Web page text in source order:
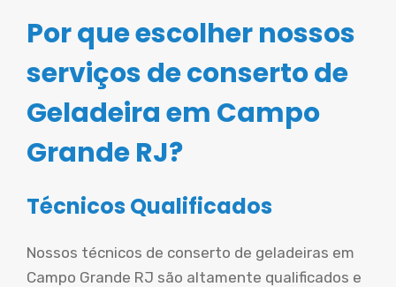
Por que escolher nossos
serviços de conserto de
Geladeira em Campo
Grande RJ?
Técnicos Qualificados
Nossos técnicos de conserto de geladeiras em
Campo Grande RJ são altamente qualificados e